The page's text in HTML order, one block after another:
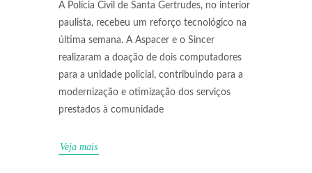
A Polícia Civil de Santa Gertrudes, no interior
paulista, recebeu um reforço tecnológico na
última semana. A Aspacer e o Sincer
realizaram a doação de dois computadores
para a unidade policial, contribuindo para a
modernização e otimização dos serviços
prestados à comunidade
Veja mais